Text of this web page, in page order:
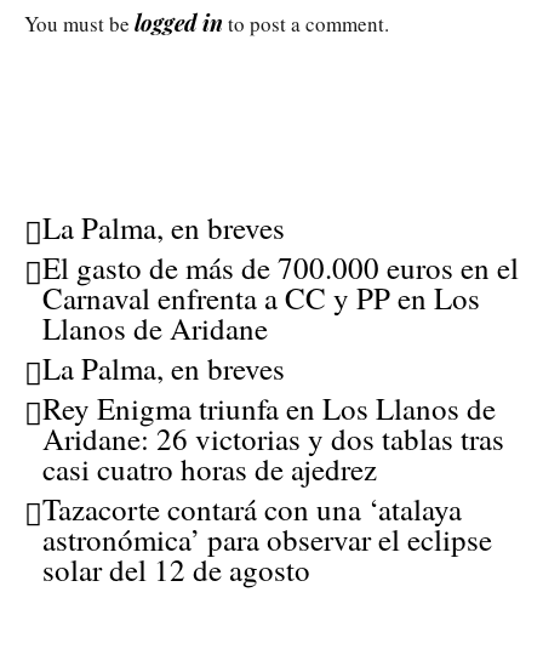
You must be logged in to post a comment.
La Palma, en breves
El gasto de más de 700.000 euros en el
Carnaval enfrenta a CC y PP en Los
Llanos de Aridane
La Palma, en breves
Rey Enigma triunfa en Los Llanos de
Aridane: 26 victorias y dos tablas tras
casi cuatro horas de ajedrez
Tazacorte contará con una ‘atalaya
astronómica’ para observar el eclipse
solar del 12 de agosto